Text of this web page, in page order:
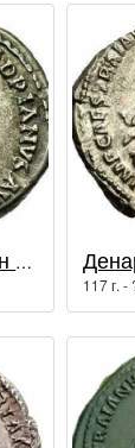
Денарий / Адриан (117 - 138 гг.)
117 г. -